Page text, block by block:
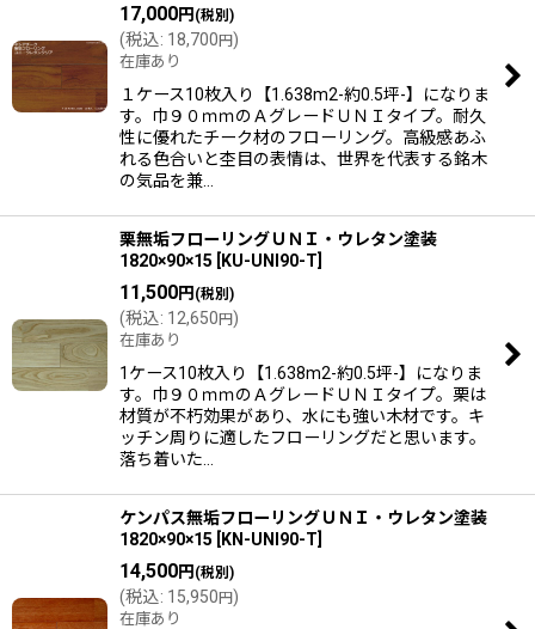
17,000円 (税別)
(税込: 18,700円)
在庫あり
１ケース10枚入り【1.638m2-約0.5坪-】になりま
す。巾９０ｍｍのＡグレードＵＮＩタイプ。耐久
性に優れたチーク材のフローリング。高級感あふ
れる色合いと杢目の表情は、世界を代表する銘木
の気品を兼…
栗無垢フローリングＵＮＩ・ウレタン塗装
1820×90×15
KU-UNI90-T
11,500円 (税別)
(税込: 12,650円)
在庫あり
1ケース10枚入り【1.638m2-約0.5坪-】になりま
す。巾９０ｍｍのＡグレードＵＮＩタイプ。栗は
材質が不朽効果があり、水にも強い木材です。キ
ッチン周りに適したフローリングだと思います。
落ち着いた…
ケンパス無垢フローリングＵＮＩ・ウレタン塗装
1820×90×15
KN-UNI90-T
14,500円 (税別)
(税込: 15,950円)
在庫あり